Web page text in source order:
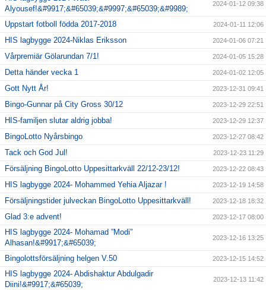
Alyousef!&#9917;&#65039;&#9997;&#65039;&#9989;
2024-01-12 09:38
Uppstart fotboll födda 2017-2018 2024-01-11 12:06
HIS lagbygge 2024-Niklas Eriksson 2024-01-06 07:21
Vårpremiär Gölarundan 7/1! 2024-01-05 15:28
Detta händer vecka 1 2024-01-02 12:05
Gott Nytt År! 2023-12-31 09:41
Bingo-Gunnar på City Gross 30/12 2023-12-29 22:51
HIS-familjen slutar aldrig jobba! 2023-12-29 12:37
BingoLotto Nyårsbingo 2023-12-27 08:42
Tack och God Jul! 2023-12-23 11:29
Försäljning BingoLotto Uppesittarkväll 22/12-23/12! 2023-12-22 08:43
HIS lagbygge 2024- Mohammed Yehia Aljazar ! 2023-12-19 14:58
Försäljningstider julveckan BingoLotto Uppesittarkväll! 2023-12-18 18:32
Glad 3:e advent! 2023-12-17 08:00
HIS lagbygge 2024- Mohamad ”Modi”
Alhasan!&#9917;&#65039;
2023-12-16 13:25
Bingolottsförsäljning helgen V.50 2023-12-15 14:52
HIS lagbygge 2024- Abdishaktur Abdulgadir
Diini!&#9917;&#65039;
2023-12-13 11:42